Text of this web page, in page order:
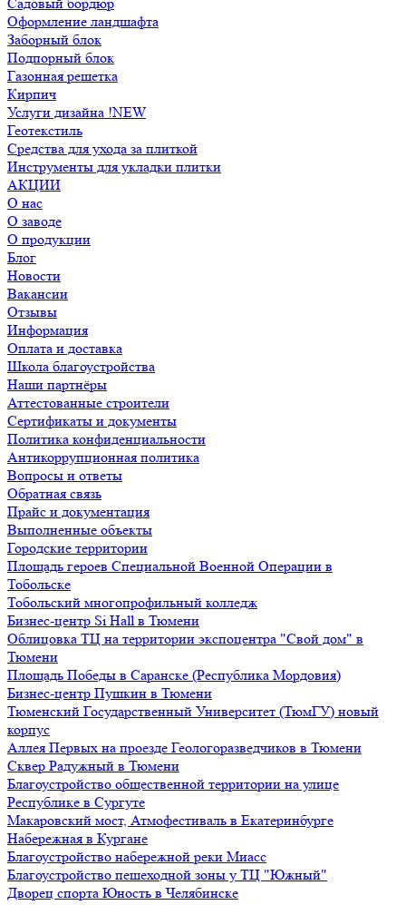
Оформление ландшафта
Заборный блок
Подпорный блок
Газонная решетка
Кирпич
Услуги дизайна !NEW
Геотекстиль
Средства для ухода за плиткой
Инструменты для укладки плитки
АКЦИИ
О нас
О заводе
О продукции
Блог
Новости
Вакансии
Отзывы
Информация
Оплата и доставка
Школа благоустройства
Наши партнёры
Аттестованные строители
Сертификаты и документы
Политика конфиденциальности
Антикоррупционная политика
Вопросы и ответы
Обратная связь
Прайс и документация
Выполненные объекты
Городские территории
Площадь героев Специальной Военной Операции в
Тобольске
Тобольский многопрофильный колледж
Бизнес-центр Si Hall в Тюмени
Облицовка ТЦ на территории экспоцентра "Свой дом" в
Тюмени
Площадь Победы в Саранске (Республика Мордовия)
Бизнес-центр Пушкин в Тюмени
Тюменский Государственный Университет (ТюмГУ) новый
корпус
Аллея Первых на проезде Геологоразведчиков в Тюмени
Сквер Радужный в Тюмени
Благоустройство общественной территории на улице
Республике в Сургуте
Макаровский мост, Атмофестиваль в Екатеринбурге
Набережная в Кургане
Благоустройство набережной реки Миасс
Благоустройство пешеходной зоны у ТЦ "Южный"
Дворец спорта Юность в Челябинске